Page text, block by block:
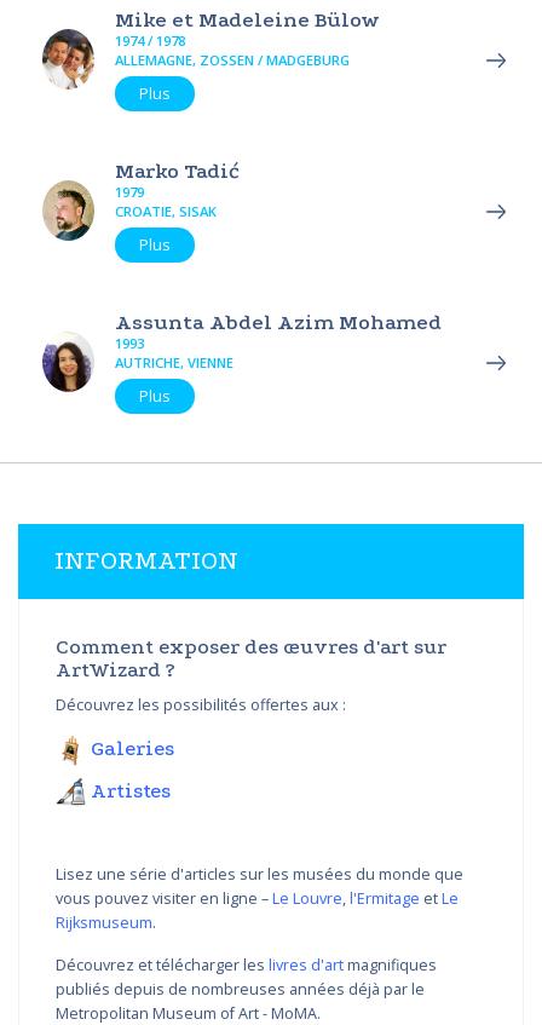
Mike et Madeleine Bülow
1974 / 1978
ALLEMAGNE, ZOSSEN / MADGEBURG
Plus
Marko Tadić
1979
CROATIE, SISAK
Plus
Assunta Abdel Azim Mohamed
1993
AUTRICHE, VIENNE
Plus
INFORMATION
Comment exposer des œuvres d'art sur
ArtWizard ?
Découvrez les possibilités offertes aux :
Galeries
Artistes
Lisez une série d'articles sur les musées du monde que
vous pouvez visiter en ligne –Le Louvre,l'Ermitage etLe
Rijksmuseum.
Découvrez et télécharger les livres d'artmagnifiques
publiés depuis de nombreuses années déjà par le
Metropolitan Museum of Art - MoMA.